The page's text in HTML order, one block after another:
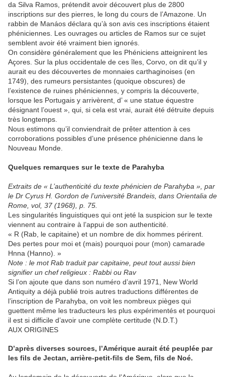
da Silva Ramos, prétendit avoir découvert plus de 2800
inscriptions sur des pierres, le long du cours de l’Amazone. Un
rabbin de Manáos déclara qu’à son avis ces inscriptions étaient
phéniciennes. Les ouvrages ou articles de Ramos sur ce sujet
semblent avoir été vraiment bien ignorés.
On considère généralement que les Phéniciens atteignirent les
Açores. Sur la plus occidentale de ces îles, Corvo, on dit qu’il y
aurait eu des découvertes de monnaies carthaginoises (en
1749), des rumeurs persistantes (quoique obscures) de
l’existence de ruines phéniciennes, y compris la découverte,
lorsque les Portugais y arrivèrent, d’ « une statue équestre
désignant l’ouest », qui, si cela est vrai, aurait été détruite depuis
très longtemps.
Nous estimons qu’il conviendrait de prêter attention à ces
corroborations possibles d’une présence phénicienne dans le
Nouveau Monde.
Quelques remarques sur le texte de Parahyba
Extraits de « L’authenticité du texte phénicien de Parahyba », par
le Dr Cyrus H. Gordon de l’université Brandeis, dans Orientalia de
Rome, vol, 37 (1968), p. 75.
Les singularités linguistiques qui ont jeté la suspicion sur le texte
viennent au contraire à l’appui de son authenticité.
« R (Rab, le capitaine) et un nombre de dix hommes périrent.
Des pertes pour moi et (mais) pourquoi pour (mon) camarade
Hnna (Hanno). »
Note : le mot Rab traduit par capitaine, peut tout aussi bien
signifier un chef religieux : Rabbi ou Rav
Si l’on ajoute que dans son numéro d’avril 1971, New World
Antiquity a déjà publié trois autres traductions différentes de
l’inscription de Parahyba, on voit les nombreux pièges qui
guettent même les traducteurs les plus expérimentés et pourquoi
il est si difficile d’avoir une complète certitude (N.D.T.)
AUX ORIGINES
D’après diverses sources, l’Amérique aurait été peuplée par
les fils de Jectan, arrière-petit-fils de Sem, fils de Noé.